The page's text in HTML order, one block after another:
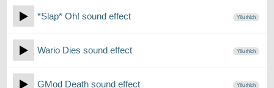
*Slap* Oh! sound effect Yêu thích
Wario Dies sound effect Yêu thích
GMod Death sound effect Yêu thích